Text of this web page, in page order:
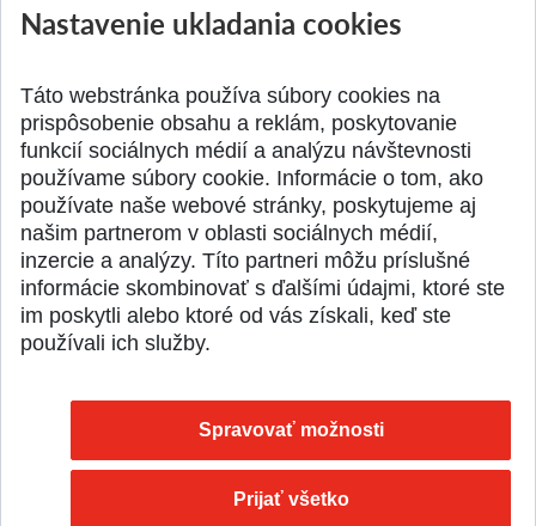
Jednodňová letná škola na
Letná prevádzka
SPÄŤ NA VRCH
Nastavenie ukladania cookies
Táto webstránka používa súbory cookies na
prispôsobenie obsahu a reklám, poskytovanie
funkcií sociálnych médií a analýzu návštevnosti
používame súbory cookie. Informácie o tom, ako
používate naše webové stránky, poskytujeme aj
našim partnerom v oblasti sociálnych médií,
inzercie a analýzy. Títo partneri môžu príslušné
informácie skombinovať s ďalšími údajmi, ktoré ste
im poskytli alebo ktoré od vás získali, keď ste
používali ich služby.
Spravovať možnosti
Prijať všetko